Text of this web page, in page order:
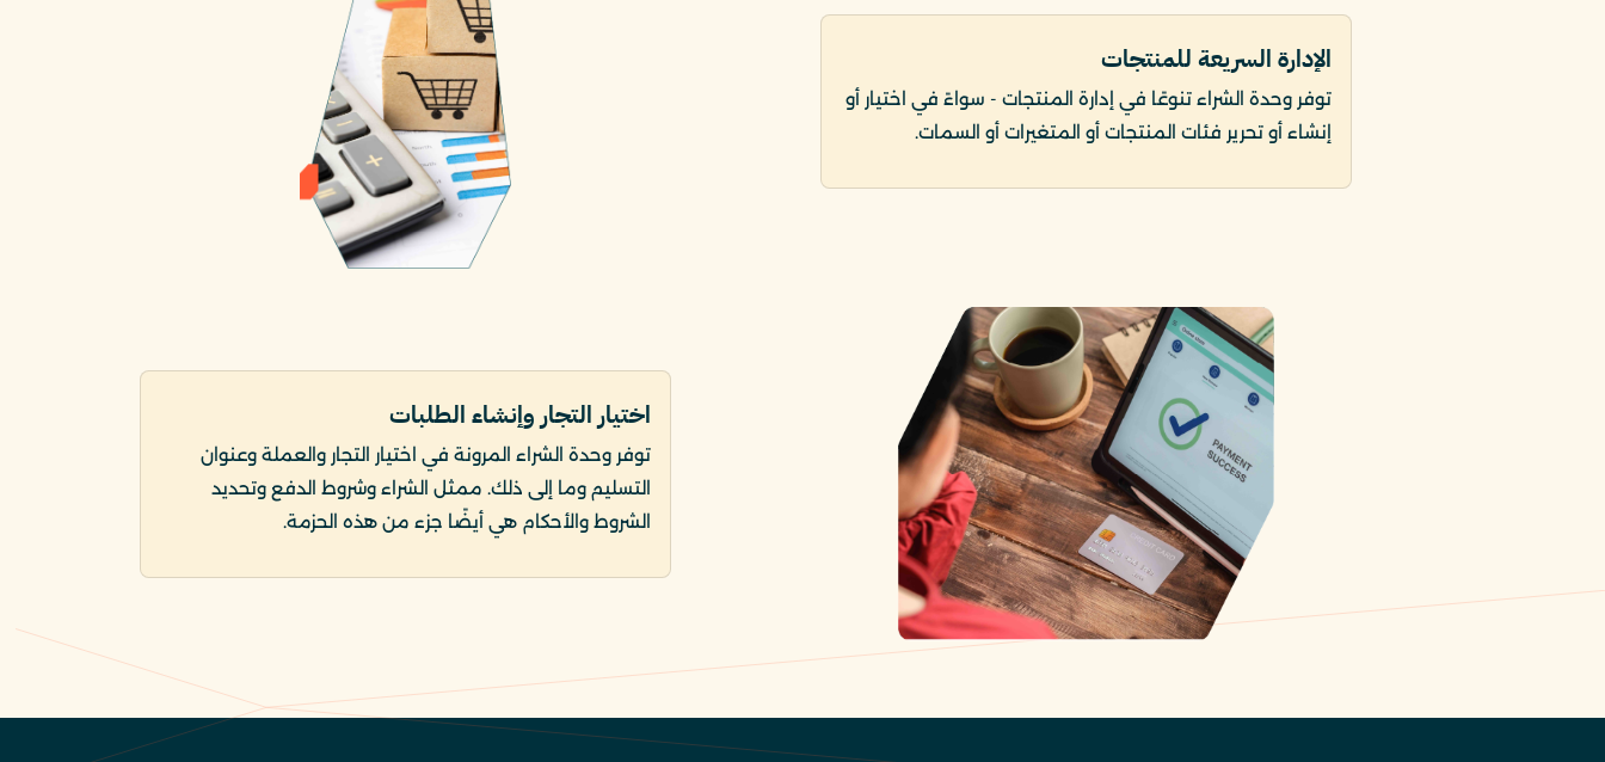
الإدارة السريعة للمنتجات
توفر وحدة الشراء تنوعًا في إدارة المنتجات - سواءً في اختيار أو
إنشاء أو تحرير فئات المنتجات أو المتغيرات أو السمات.
اختيار التجار وإنشاء الطلبات
توفر وحدة الشراء المرونة في اختيار التجار والعملة وعنوان
التسليم وما إلى ذلك. ممثل الشراء وشروط الدفع وتحديد
الشروط والأحكام هي أيضًا جزء من هذه الحزمة.